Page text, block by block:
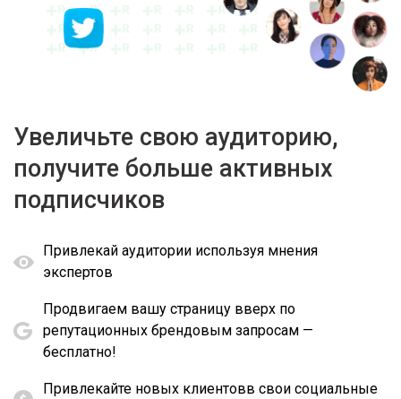
Увеличьте свою аудиторию,
получите больше активных
подписчиков
Привлекай аудитории используя мнения
экспертов
Продвигаем вашу страницу вверх по
репутационных брендовым запросам —
бесплатно!
Привлекайте новых клиентовв свои социальные